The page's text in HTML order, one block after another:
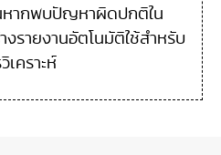
หากพบปัญหาผิดปกติใน
งรายงานอัตโนมัติใช้สำหรับ
เคราะห์